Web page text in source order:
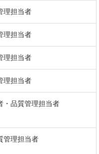
理担当者
理担当者
理担当者
理担当者
・品質管理担当者
管理担当者